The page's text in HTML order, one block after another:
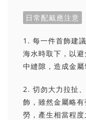
日常配戴應注意
1. 每一件首飾建
海水時取下，以
中縫隙，造成金屬
2. 切勿大力拉扯
飾，雖然金屬略
勞，產生相當程度